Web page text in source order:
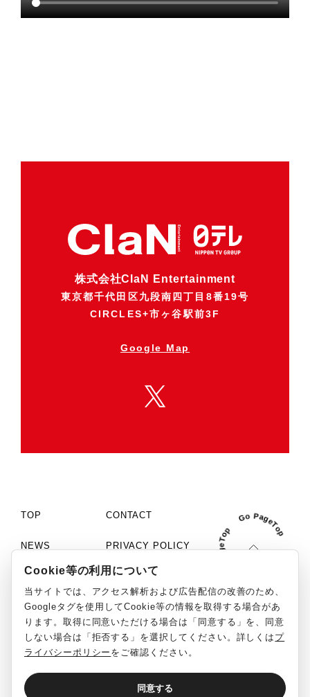
株式会社ClaN Entertainment
東京都千代田区九段南四丁目8番19号
CIRCLES+市ヶ谷駅前3F
Google Map
TOP
NEWS
COMPANY
PHILOSOPHY
WORKS
CONTACT
PRIVACY POLICY
COOKIE SETTINGS
MCN「C+」
SOCIAL MEDIA GUIDELINE
Cookie等の利用について
当サイトでは、アクセス解析および広告配信の改善のため、
Googleタグを使用してCookie等の情報を取得する場合があ
ります。取得に同意いただける場合は「同意する」を、同意
しない場合は「拒否する」を選択してください。詳しくは プ
ライバシーポリシー をご確認ください。
同意する